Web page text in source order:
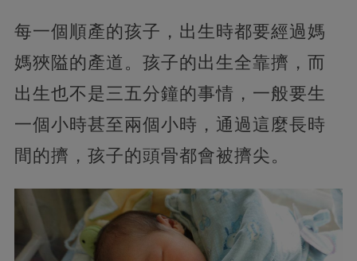
每一個順產的孩子，出生時都要經過媽
媽狹隘的產道。孩子的出生全靠擠，而
出生也不是三五分鐘的事情，一般要生
一個小時甚至兩個小時，通過這麼長時
間的擠，孩子的頭骨都會被擠尖。